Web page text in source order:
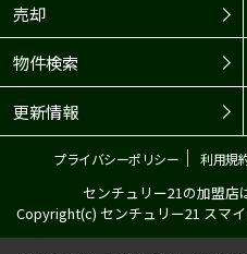
売却
物件検索
更新情報
プライバシーポリシー ｜ 利用規
センチュリー21の加盟店
Copyright(c) センチュリー21 スマ